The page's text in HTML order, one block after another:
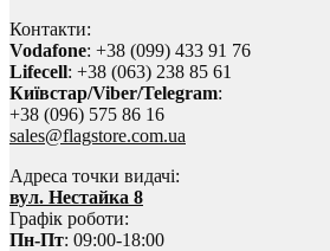
Контакти:
Vodafone: +38 (099) 433 91 76
Lifecell: +38 (063) 238 85 61
Київстар/Viber/Telegram:
+38 (096) 575 86 16
sales@flagstore.com.ua
Адреса точки видачі:
вул. Нестайка 8
Графік роботи:
Пн-Пт: 09:00-18:00